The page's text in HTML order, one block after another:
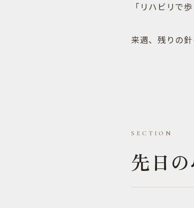
「リハビリで
来週、残りの
先日